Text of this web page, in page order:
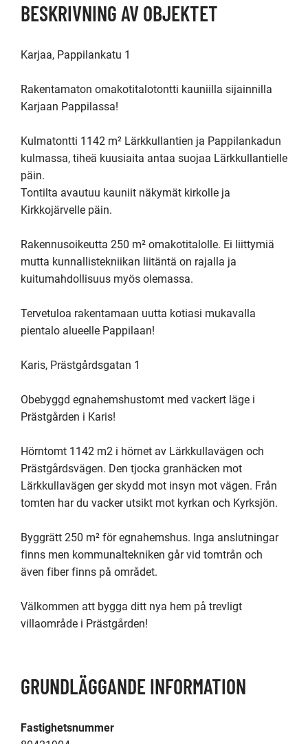
BESKRIVNING AV OBJEKTET
Karjaa, Pappilankatu 1
Rakentamaton omakotitalotontti kauniilla sijainnilla
Karjaan Pappilassa!
Kulmatontti 1142 m² Lärkkullantien ja Pappilankadun
kulmassa, tiheä kuusiaita antaa suojaa Lärkkullantielle
päin.
Tontilta avautuu kauniit näkymät kirkolle ja
Kirkkojärvelle päin.
Rakennusoikeutta 250 m² omakotitalolle. Ei liittymiä
mutta kunnallistekniikan liitäntä on rajalla ja
kuitumahdollisuus myös olemassa.
Tervetuloa rakentamaan uutta kotiasi mukavalla
pientalo alueelle Pappilaan!
Karis, Prästgårdsgatan 1
Obebyggd egnahemshustomt med vackert läge i
Prästgården i Karis!
Hörntomt 1142 m2 i hörnet av Lärkkullavägen och
Prästgårdsvägen. Den tjocka granhäcken mot
Lärkkullavägen ger skydd mot insyn mot vägen. Från
tomten har du vacker utsikt mot kyrkan och Kyrksjön.
Byggrätt 250 m² för egnahemshus. Inga anslutningar
finns men kommunaltekniken går vid tomtrån och
även fiber finns på området.
Välkommen att bygga ditt nya hem på trevligt
villaområde i Prästgården!
GRUNDLÄGGANDE INFORMATION
Fastighetsnummer